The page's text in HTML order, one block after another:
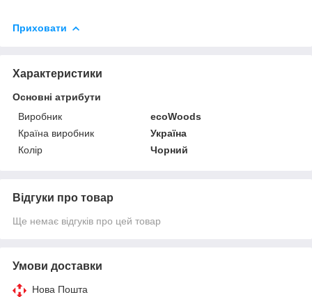
Приховати
Характеристики
Основні атрибути
Виробник
ecoWoods
Країна виробник
Україна
Колір
Чорний
Відгуки про товар
Ще немає відгуків про цей товар
Умови доставки
Нова Пошта